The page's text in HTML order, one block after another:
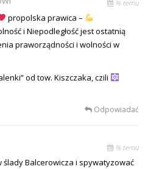
% temu
propolska prawica –
i Niepodległość jest ostatnią
praworządności i wolności w
od tow. Kiszczaka, czili
Odpowiadać
% temu
ślady Balcerowicza i spywatyzować